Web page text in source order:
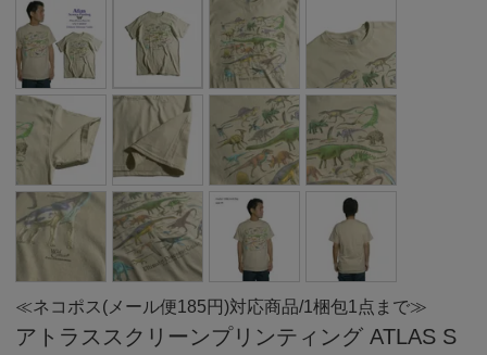
≪ネコポス(メール便185円)対応商品/1梱包1点まで≫
アトラススクリーンプリンティング ATLAS S